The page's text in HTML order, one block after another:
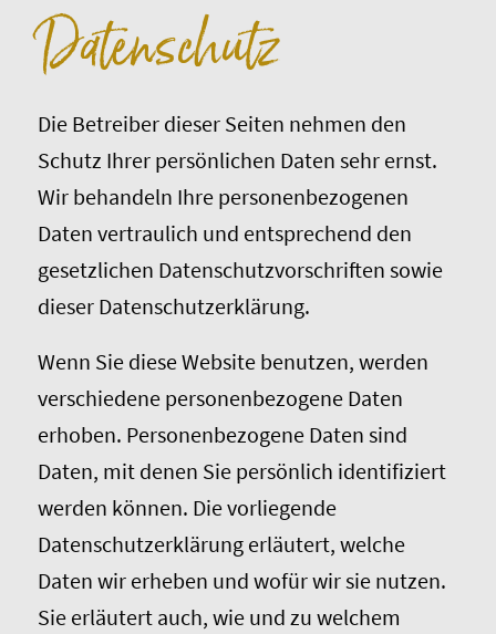
Datenschutz
Die Betreiber dieser Seiten nehmen den
Schutz Ihrer persönlichen Daten sehr ernst.
Wir behandeln Ihre personenbezogenen
Daten vertraulich und entsprechend den
gesetzlichen Datenschutzvorschriften sowie
dieser Datenschutzerklärung.
Wenn Sie diese Website benutzen, werden
verschiedene personenbezogene Daten
erhoben. Personenbezogene Daten sind
Daten, mit denen Sie persönlich identifiziert
werden können. Die vorliegende
Datenschutzerklärung erläutert, welche
Daten wir erheben und wofür wir sie nutzen.
Sie erläutert auch, wie und zu welchem